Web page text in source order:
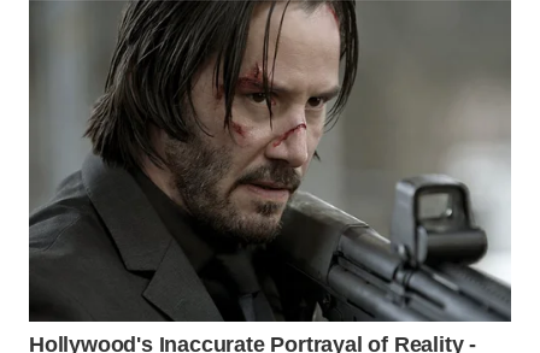
SEMARANG
SOLO
WN
BOROBUDUR
MADURA